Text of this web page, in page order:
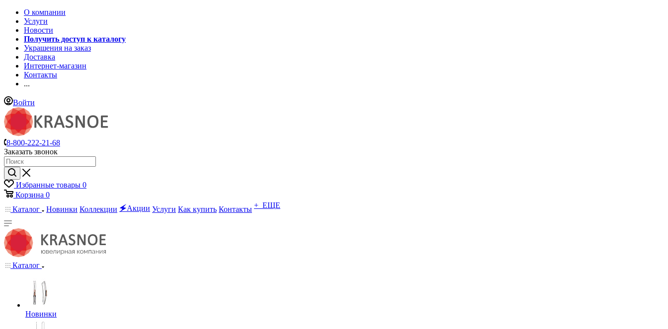
О компании
Услуги
Новости
Получить доступ к каталогу
Украшения на заказ
Доставка
Интернет-магазин
Контакты
...
Войти
8-800-222-21-68
Заказать звонок
Избранные товары 0
Корзина 0
Каталог
Новинки Коллекции 🗲Акции Услуги Как купить Контакты + ЕЩЕ
Каталог
Новинки